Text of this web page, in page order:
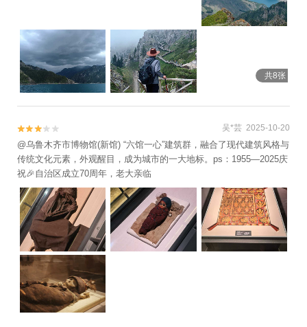
共8张

 吴*芸 2025-10-20
@乌鲁木齐市博物馆(新馆) “六馆一心”建筑群，融合了现代建筑风格与
传统文化元素，外观醒目，成为城市的一大地标。 ​ps：1955—2025庆
祝🎉自治区成立70周年，老大亲临